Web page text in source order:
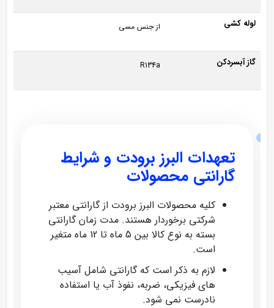
لوله کشی از جنس مسی
گاز آبسردکن R134a
تعهدات البرز برودت و شرایط
گارانتی محصولات
کلیه محصولات البرز برودت از گارانتی معتبر
شرکتی برخوردار هستند. مدت زمان گارانتی
بسته به نوع کالا بین 5 ماه تا 12 ماه متغیر
است.
لازم به ذکر است که گارانتی شامل آسیب‌
های فیزیکی، ضربه، نفوذ آب یا استفاده
نادرست نمی‌ شود.